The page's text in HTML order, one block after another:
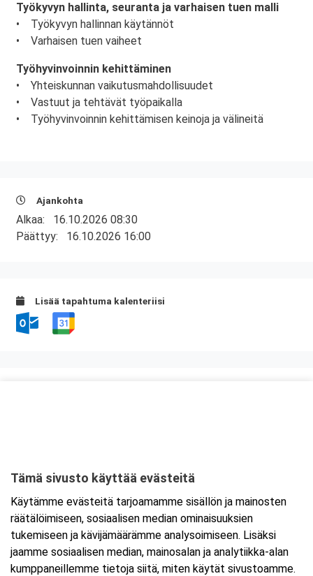
Työkyvyn hallinta, seuranta ja varhaisen tuen malli
• Työkyvyn hallinnan käytännöt
• Varhaisen tuen vaiheet
Työhyvinvoinnin kehittäminen
• Yhteiskunnan vaikutusmahdollisuudet
• Vastuut ja tehtävät työpaikalla
• Työhyvinvoinnin kehittämisen keinoja ja välineitä
Ajankohta
Alkaa: 16.10.2026 08:30
Päättyy: 16.10.2026 16:00
Lisää tapahtuma kalenteriisi
Tarkempi kartta ja ajo-ohjeet
Tämä sivusto käyttää evästeitä
Käytämme evästeitä tarjoamamme sisällön ja mainosten
räätälöimiseen, sosiaalisen median ominaisuuksien
tukemiseen ja kävijämäärämme analysoimiseen. Lisäksi
jaamme sosiaalisen median, mainosalan ja analytiikka-alan
kumppaneillemme tietoja siitä, miten käytät sivustoamme.